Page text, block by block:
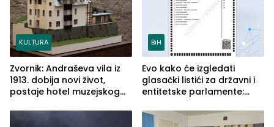
KULTURA
Zvornik: Andraševa vila iz
1913. dobija novi život,
postaje hotel muzejskog
BiH
Evo kako će izgledati
glasački listići za državni i
entitetske parlamente:
vidljive na njima